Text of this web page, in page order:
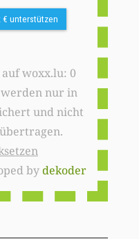
€ unterstützen
woxx.lu: 0
werden nur in
und nicht
bydekoder